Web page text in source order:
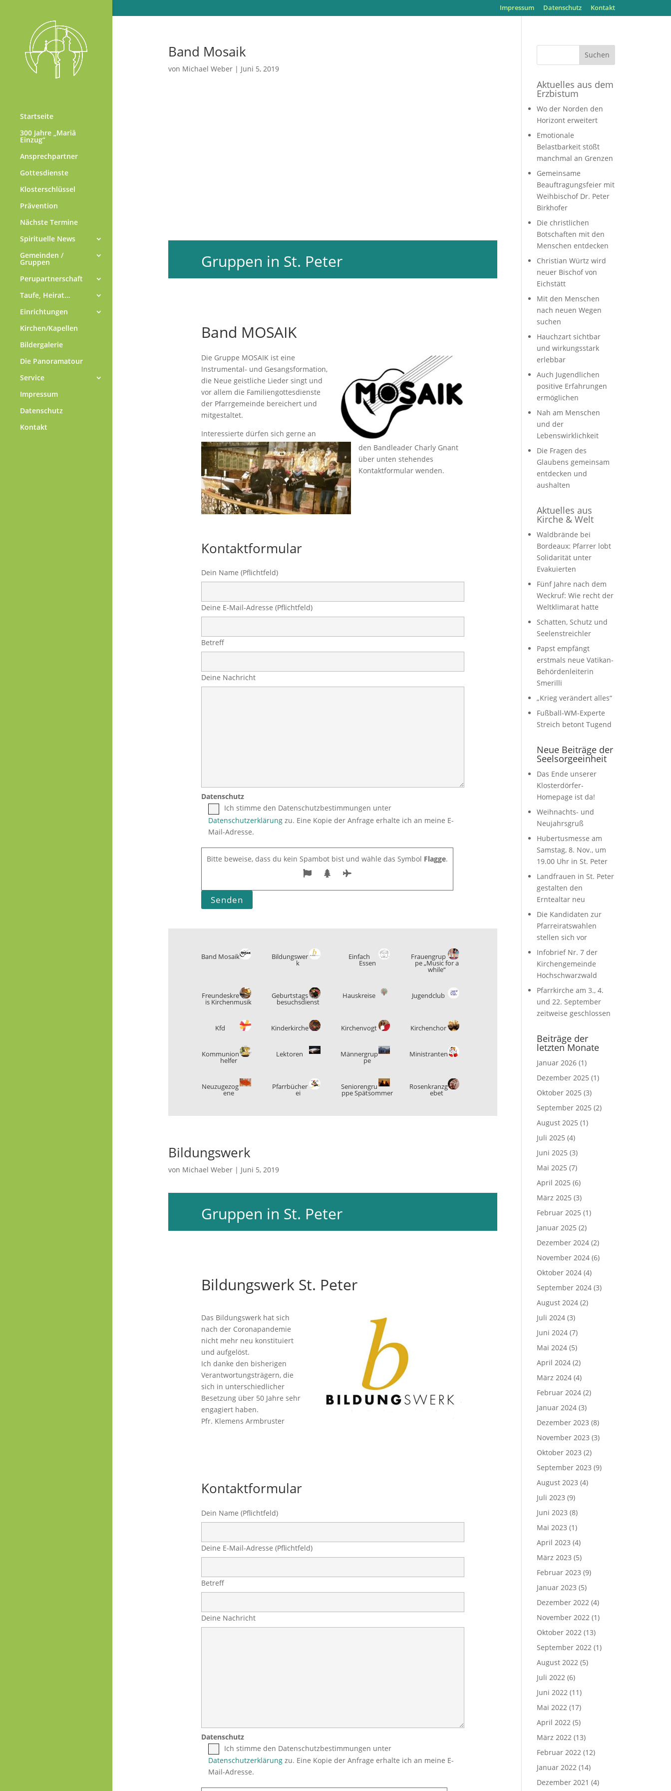
Impressum Datenschutz Kontakt
Startseite
300 Jahre „Mariä
Einzug“
Ansprechpartner
Gottesdienste
Klosterschlüssel
Prävention
Nächste Termine
Spirituelle News
Gemeinden /
Gruppen
Perupartnerschaft
Taufe, Heirat…
Einrichtungen
Kirchen/Kapellen
Bildergalerie
Die Panoramatour
Service
Impressum
Datenschutz
Kontakt
Band Mosaik
von Michael Weber| Juni 5, 2019
mitgestaltet.
den Bandleader Charly Gnant
über unten stehendes
Kontaktformular wenden.
Kontaktformular
Dein Name (Pflichtfeld)
Bildungswer Einfach
Ministranten
Neuzugezog Pfarrbücher
Michael Weber|Juni 5, 2019
Ich danke den bisherigen
Verantwortungsträgern, die
Besetzung über 50 Jahre sehr
engagiert haben.
Pfr. Klemens Armbruster
Kontaktformular
Aktuelles aus dem
Erzbistum
Wo der Norden den
Horizont erweitert
Emotionale
Belastbarkeit stößt
manchmal an Grenzen
Gemeinsame
Beauftragungsfeier mit
Weihbischof Dr. Peter
Birkhofer
Die christlichen
Botschaften mit den
Menschen entdecken
Christian Würtz wird
neuer Bischof von
Eichstätt
Mit den Menschen
nach neuen Wegen
suchen
Hauchzart sichtbar
und wirkungsstark
erlebbar
Auch Jugendlichen
positive Erfahrungen
ermöglichen
Nah am Menschen
und der
Lebenswirklichkeit
Die Fragen des
Glaubens gemeinsam
entdecken und
aushalten
Aktuelles aus
Kirche & Welt
Waldbrände bei
Bordeaux: Pfarrer lobt
Solidarität unter
Evakuierten
Fünf Jahre nach dem
Weckruf: Wie recht der
Weltklimarat hatte
Schatten, Schutz und
Seelenstreichler
Papst empfängt
erstmals neue Vatikan-
Behördenleiterin
Smerilli
„Krieg verändert alles“
Fußball-WM-Experte
Streich betont Tugend
Neue Beiträge der
Seelsorgeeinheit
Das Ende unserer
Klosterdörfer-
Homepage ist da!
Weihnachts- und
Neujahrsgruß
Hubertusmesse am
Samstag, 8. Nov., um
19.00 Uhr in St. Peter
Landfrauen in St. Peter
gestalten den
Erntealtar neu
Die Kandidaten zur
Pfarreiratswahlen
stellen sich vor
Infobrief Nr. 7 der
Kirchengemeinde
Hochschwarzwald
Pfarrkirche am 3., 4.
und 22. September
zeitweise geschlossen
Beiträge der
letzten Monate
Januar 2026 (1)
Dezember 2025 (1)
Oktober 2025 (3)
September 2025 (2)
August 2025 (1)
Juli 2025 (4)
Juni 2025 (3)
Mai 2025 (7)
April 2025 (6)
März 2025 (3)
Februar 2025 (1)
Januar 2025 (2)
Dezember 2024 (2)
November 2024 (6)
Oktober 2024 (4)
September 2024 (3)
August 2024 (2)
Juli 2024 (3)
Juni 2024 (7)
Mai 2024 (5)
April 2024 (2)
März 2024 (4)
Februar 2024 (2)
Januar 2024 (3)
Dezember 2023 (8)
November 2023 (3)
Oktober 2023 (2)
September 2023 (9)
August 2023 (4)
Juli 2023 (9)
Juni 2023 (8)
Mai 2023 (1)
April 2023 (4)
März 2023 (5)
Februar 2023 (9)
Januar 2023 (5)
Dezember 2022 (4)
November 2022 (1)
Oktober 2022 (13)
September 2022 (1)
August 2022 (5)
Juli 2022 (6)
Juni 2022 (11)
Mai 2022 (17)
April 2022 (5)
März 2022 (13)
Februar 2022 (12)
Januar 2022 (14)
Dezember 2021 (4)